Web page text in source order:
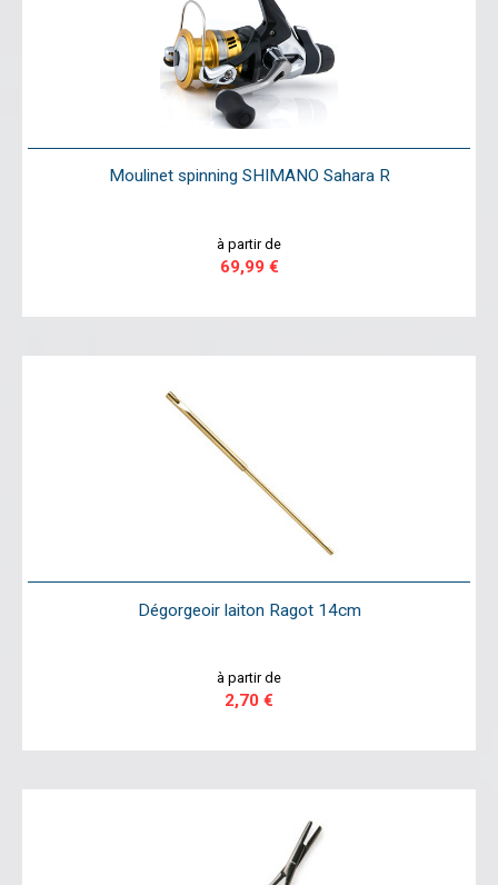
Moulinet spinning SHIMANO Sahara R
à partir de
69,99 €
Dégorgeoir laiton Ragot 14cm
à partir de
2,70 €